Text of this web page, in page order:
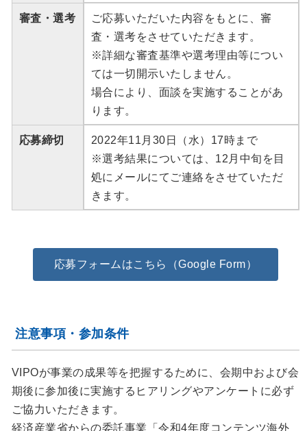
審査・選考
ご応募いただいた内容をもとに、審
査・選考をさせていただきます。
※詳細な審査基準や選考理由等につい
ては一切開示いたしません。
場合により、面談を実施することがあ
ります。
応募締切
2022年11月30日（水）17時まで
※選考結果については、12月中旬を目
処にメールにてご連絡をさせていただ
きます。
応募フォームはこちら（Google Form）
注意事項・参加条件
VIPOが事業の成果等を把握するために、会期中および会
期後に参加後に実施するヒアリングやアンケートに必ず
ご協力いただきます。
経済産業省からの委託事業「令和4年度コンテンツ海外